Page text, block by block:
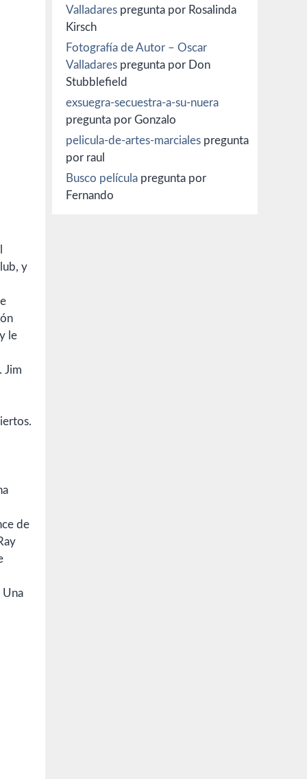
y
le
Jim
de
Una
Valladares pregunta por Rosalinda
Kirsch
Fotografía de Autor – Oscar
Valladares pregunta por Don
Stubblefield
exsuegra-secuestra-a-su-nuera
pregunta por Gonzalo
pelicula-de-artes-marciales pregunta
por raul
Busco película pregunta por
Fernando